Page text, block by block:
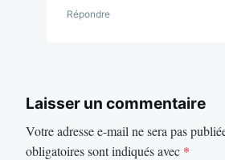
Répondre
Laisser un commentaire
Votre adresse e-mail ne sera pas
obligatoires sont indiqués avec *